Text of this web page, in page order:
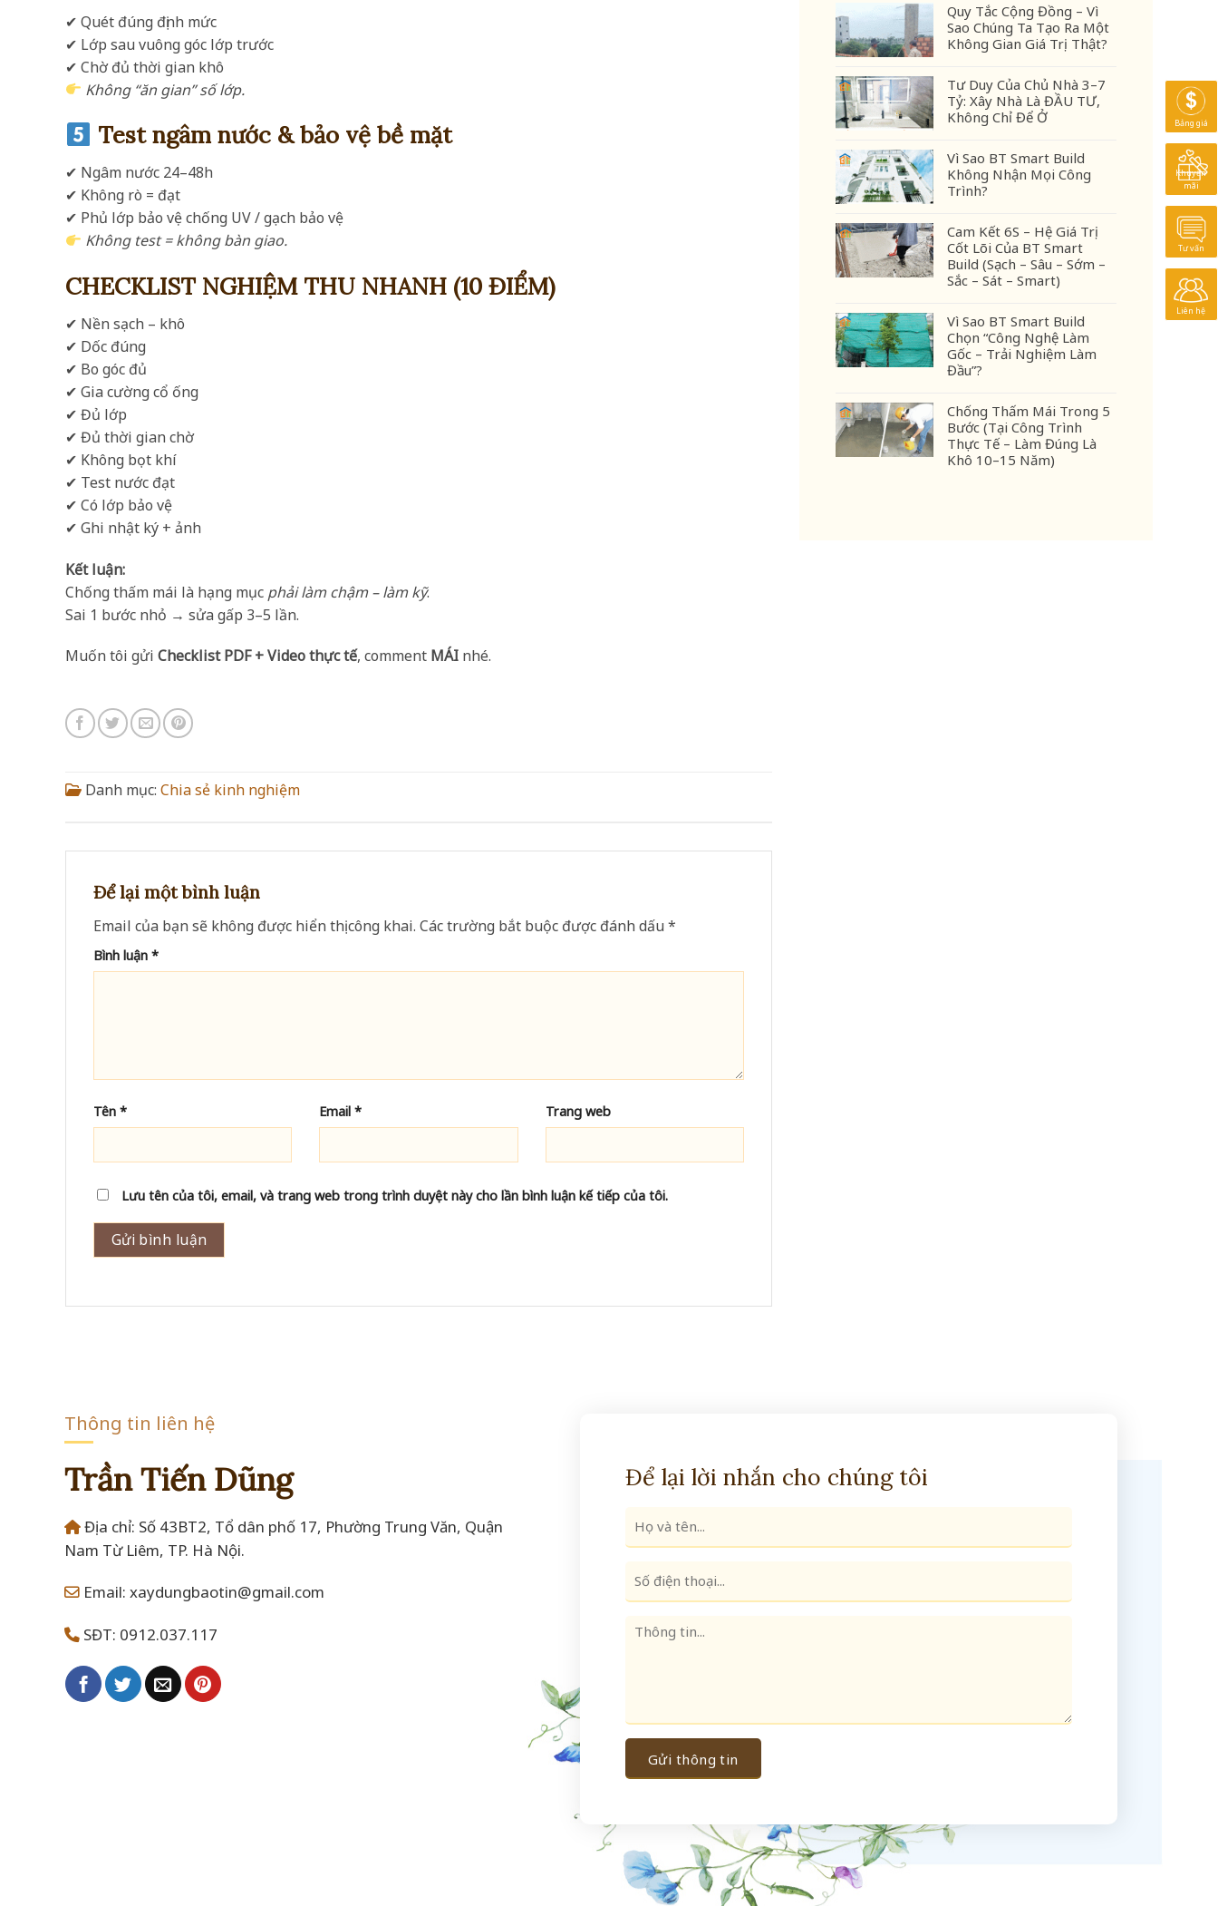
✔ Quét đúng định mức
✔ Lớp sau vuông góc lớp trước
✔ Chờ đủ thời gian khô
Không “ăn gian” số lớp.
Test ngâm nước & bảo vệ bề mặt
✔ Ngâm nước 24–48h
✔ Không rò = đạt
✔ Phủ lớp bảo vệ chống UV / gạch bảo vệ
Không test = không bàn giao.
CHECKLIST NGHIỆM THU NHANH (10 ĐIỂM)
✔ Nền sạch – khô
✔ Dốc đúng
✔ Bo góc đủ
✔ Gia cường cổ ống
✔ Đủ lớp
✔ Đủ thời gian chờ
✔ Không bọt khí
✔ Test nước đạt
✔ Có lớp bảo vệ
✔ Ghi nhật ký + ảnh
Kết luận:
Chống thấm mái là hạng mục phải làm chậm – làm kỹ.
Sai 1 bước nhỏ → sửa gấp 3–5 lần.
Muốn tôi gửi Checklist PDF + Video thực tế, comment MÁI nhé.
Danh mục: Chia sẻ kinh nghiệm
Để lại một bình luận
Email của bạn sẽ không được hiển thị công khai. Các trường bắt buộc được đánh dấu *
Bình luận *
Tên * Email* Trang web
Lưu tên của tôi, email, và trang web trong trình duyệt này cho lần bình luận kế tiếp của tôi.
Quy Tắc Cộng Đồng – Vì
Sao Chúng Ta Tạo Ra Một
Không Gian Giá Trị Thật?
Tư Duy Của Chủ Nhà 3–7
Tỷ: Xây Nhà Là ĐẦU TƯ,
Không Chỉ Để Ở
Vì Sao BT Smart Build
Không Nhận Mọi Công
Trình?
Cam Kết 6S – Hệ Giá Trị
Cốt Lõi Của BT Smart
Build (Sạch – Sâu – Sớm –
Sắc – Sát – Smart)
Vì Sao BT Smart Build
Chọn “Công Nghệ Làm
Gốc – Trải Nghiệm Làm
Đầu”?
Chống Thấm Mái Trong 5
Bước (Tại Công Trình
Thực Tế – Làm Đúng Là
Khô 10–15 Năm)
Thông tin liên hệ
Trần Tiến Dũng
Địa chỉ: Số 43BT2, Tổ dân phố 17, Phường Trung Văn, Quận
Nam Từ Liêm, TP. Hà Nội.
Email: xaydungbaotin@gmail.com
SĐT: 0912.037.117
Để lại lời nhắn cho chúng tôi
Bảng giá
Khuyến
mãi
Tư vấn
Liên hệ